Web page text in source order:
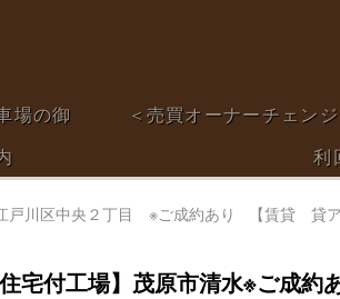
場の御
＜売買オーナーチェン
利
戸川区中央２丁目 ※ご成約あり
【賃貸 貸
宅付工場】茂原市清水※ご成約